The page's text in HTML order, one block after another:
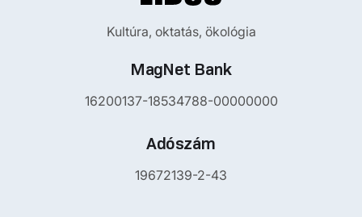
Kultúra, oktatás, ökológia
MagNet Bank
16200137-18534788-00000000
Adószám
19672139-2-43